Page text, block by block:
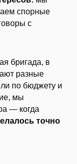
спорные
с
бригада, в
разные
по бюджету и
мы
— когда
точно